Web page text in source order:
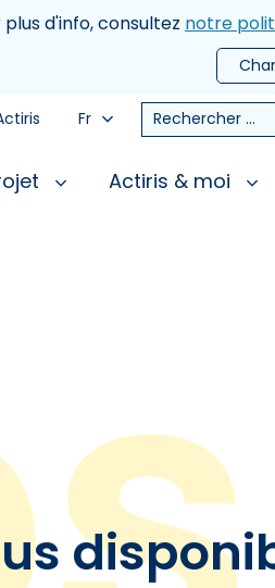
d'info, consultez notre
Fr Rechercher
Actiris & moi